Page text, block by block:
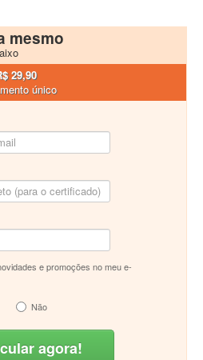
mesmo
29,90
único
e promoções no meu e-
Não
agora!